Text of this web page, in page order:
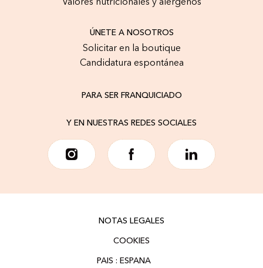
Valores nutricionales y alérgenos
ÚNETE A NOSOTROS
Solicitar en la boutique
Candidatura espontánea
PARA SER FRANQUICIADO
Y EN NUESTRAS REDES SOCIALES
NOTAS LEGALES
COOKIES